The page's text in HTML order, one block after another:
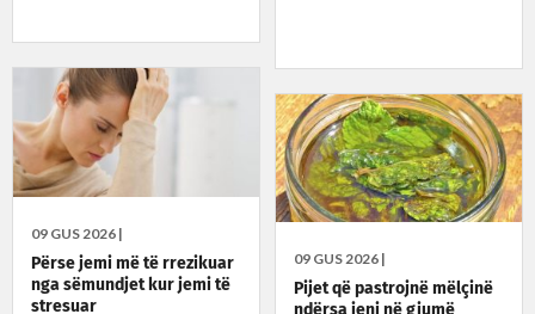
09 GUS 2026 |
Përse jemi më të rrezikuar
nga sëmundjet kur jemi të
stresuar
09 GUS 2026 |
Pijet që pastrojnë mëlçinë
ndërsa jeni në gjumë